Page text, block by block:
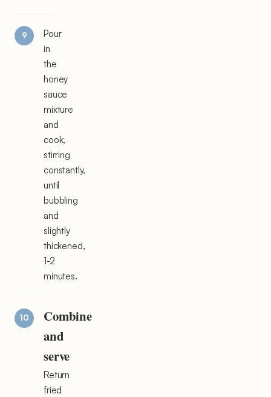
Pour
in
the
honey
sauce
mixture
and
cook,
stirring
constantly,
until
bubbling
and
slightly
thickened,
1-2
minutes.
Combine
and
serve
Return
fried